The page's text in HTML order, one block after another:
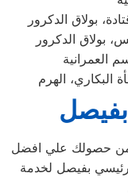
بولاق الدكرور
بولاق الدكرور
العمرانية
البكاري، الهرم
من حصولك علي افضل
بفيصل لخدمة